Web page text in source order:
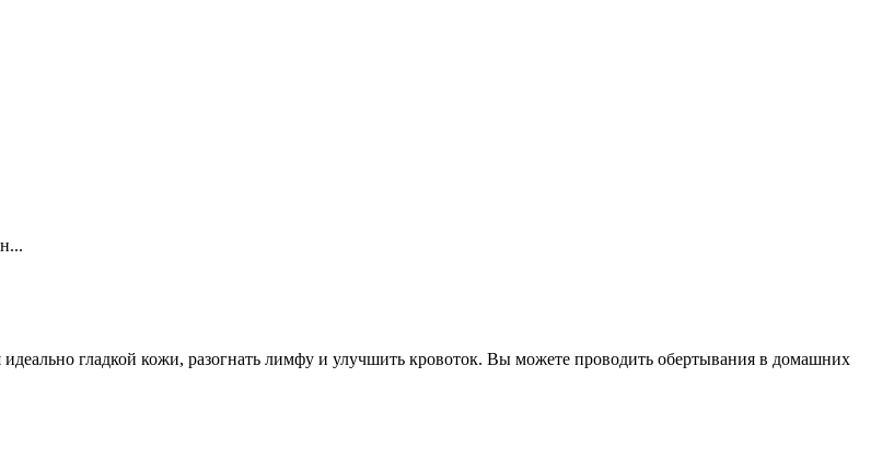
гладкой кожи, разогнать лимфу и улучшить кровоток. Вы можете проводить обертывания в домашних